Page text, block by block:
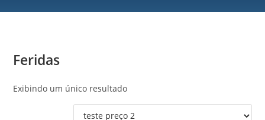
Feridas
Exibindo um único resultado